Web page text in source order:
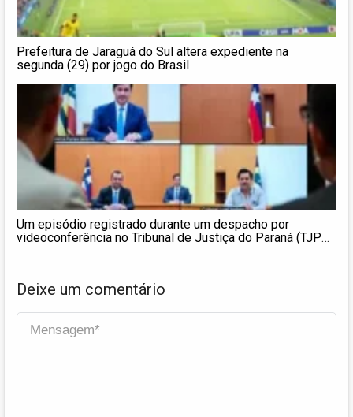
Prefeitura de Jaraguá do Sul altera expediente na
segunda (29) por jogo do Brasil
Um episódio registrado durante um despacho por
videoconferência no Tribunal de Justiça do Paraná (TJPR)
Deixe um comentário